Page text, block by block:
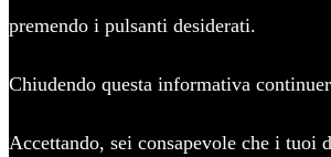
premendo i pulsanti desiderati.
Chiudendo questa informativa
Accettando, sei consapevole che i tuoi